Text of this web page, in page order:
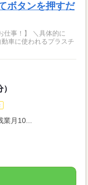
ボタンを押すだ
＼具体的に
車に使われるプラスチ
月10...